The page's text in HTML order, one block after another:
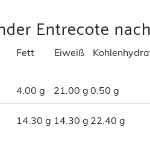
Entrecote
Fett Eiweiß
4.00 g 21.00 g 0.50 g
14.30 g 14.30 g 22.40 g